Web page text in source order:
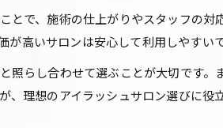
とで、施術の仕上がりやスタッフの対
高いサロンは安心して利用しやすいで
照らし合わせて選ぶことが大切です。
理想のアイラッシュサロン選びに役立